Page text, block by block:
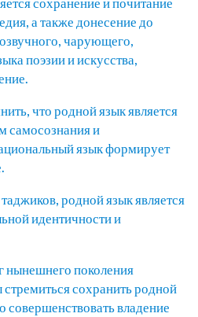
а также донесение до
чарующего,
поэзии и искусства,
что родной язык является
самосознания и
язык формирует
родной язык является
идентичности и
нынешнего поколения
сохранить родной
совершенствовать владение